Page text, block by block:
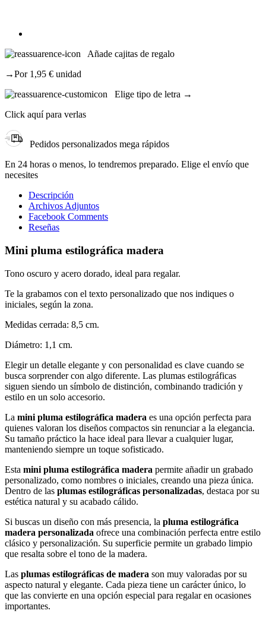
Añade cajitas de regalo
→Por 1,95 € unidad
Elige tipo de letra →
Click aquí para verlas
Pedidos personalizados mega rápidos
En 24 horas o menos, lo tendremos preparado. Elige el envío que
necesites
Descripción
Archivos Adjuntos
Facebook Comments
Reseñas
Mini pluma estilográfica madera
Tono oscuro y acero dorado, ideal para regalar.
Te la grabamos con el texto personalizado que nos indiques o
iniciales, según la zona.
Medidas cerrada: 8,5 cm.
Diámetro: 1,1 cm.
Elegir un detalle elegante y con personalidad es clave cuando se
busca sorprender con algo diferente. Las plumas estilográficas
siguen siendo un símbolo de distinción, combinando tradición y
estilo en un solo accesorio.
La mini pluma estilográfica madera es una opción perfecta para
quienes valoran los diseños compactos sin renunciar a la elegancia.
Su tamaño práctico la hace ideal para llevar a cualquier lugar,
manteniendo siempre un toque sofisticado.
Esta mini pluma estilográfica madera permite añadir un grabado
personalizado, como nombres o iniciales, creando una pieza única.
Dentro de las plumas estilográficas personalizadas, destaca por su
estética natural y su acabado cálido.
Si buscas un diseño con más presencia, la pluma estilográfica
madera personalizada ofrece una combinación perfecta entre estilo
clásico y personalización. Su superficie permite un grabado limpio
que resalta sobre el tono de la madera.
Las plumas estilográficas de madera son muy valoradas por su
aspecto natural y elegante. Cada pieza tiene un carácter único, lo
que las convierte en una opción especial para regalar en ocasiones
importantes.